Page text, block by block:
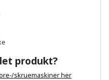
produkt?
skruemaskiner her